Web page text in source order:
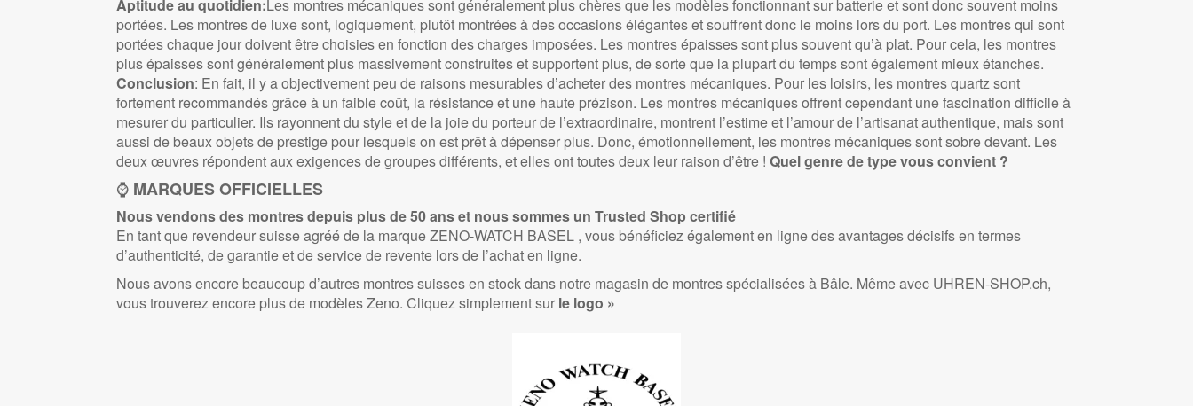
Aptitude au quotidien:Les montres mécaniques sont généralement plus chères que les modèles fonctionnant sur batterie et sont donc souvent moins
portées. Les montres de luxe sont, logiquement, plutôt montrées à des occasions élégantes et souffrent donc le moins lors du port. Les montres qui sont
portées chaque jour doivent être choisies en fonction des charges imposées. Les montres épaisses sont plus souvent qu’à plat. Pour cela, les montres
plus épaisses sont généralement plus massivement construites et supportent plus, de sorte que la plupart du temps sont également mieux étanches.
Conclusion: En fait, il y a objectivement peu de raisons mesurables d’acheter des montres mécaniques. Pour les loisirs, les montres quartz sont
fortement recommandés grâce à un faible coût, la résistance et une haute prézison. Les montres mécaniques offrent cependant une fascination difficile à
mesurer du particulier. Ils rayonnent du style et de la joie du porteur de l’extraordinaire, montrent l’estime et l’amour de l’artisanat authentique, mais sont
aussi de beaux objets de prestige pour lesquels on est prêt à dépenser plus. Donc, émotionnellement, les montres mécaniques sont sobre devant. Les
deux œuvres répondent aux exigences de groupes différents, et elles ont toutes deux leur raison d’être ! Quel genre de type vous convient ?
⌚ MARQUES OFFICIELLES
Nous vendons des montres depuis plus de 50 ans et nous sommes un Trusted Shop certifié
En tant que revendeur suisse agréé de la marque ZENO-WATCH BASEL , vous bénéficiez également en ligne des avantages décisifs en termes
d’authenticité, de garantie et de service de revente lors de l’achat en ligne.
Nous avons encore beaucoup d’autres montres suisses en stock dans notre magasin de montres spécialisées à Bâle. Même avec UHREN-SHOP.ch,
vous trouverez encore plus de modèles Zeno. Cliquez simplement sur le logo »